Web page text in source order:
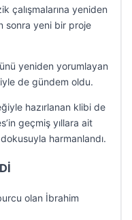
çalışmalarına yeniden
sonra yeni bir proje
yeniden yorumlayan
de gündem oldu.
hazırlanan klibi de
geçmiş yıllara ait
harmanlandı.
olan İbrahim